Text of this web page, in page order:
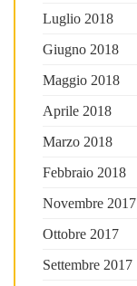
Luglio 2018
Giugno 2018
Maggio 2018
Aprile 2018
Marzo 2018
Febbraio 2018
Novembre 2017
Ottobre 2017
Settembre 2017